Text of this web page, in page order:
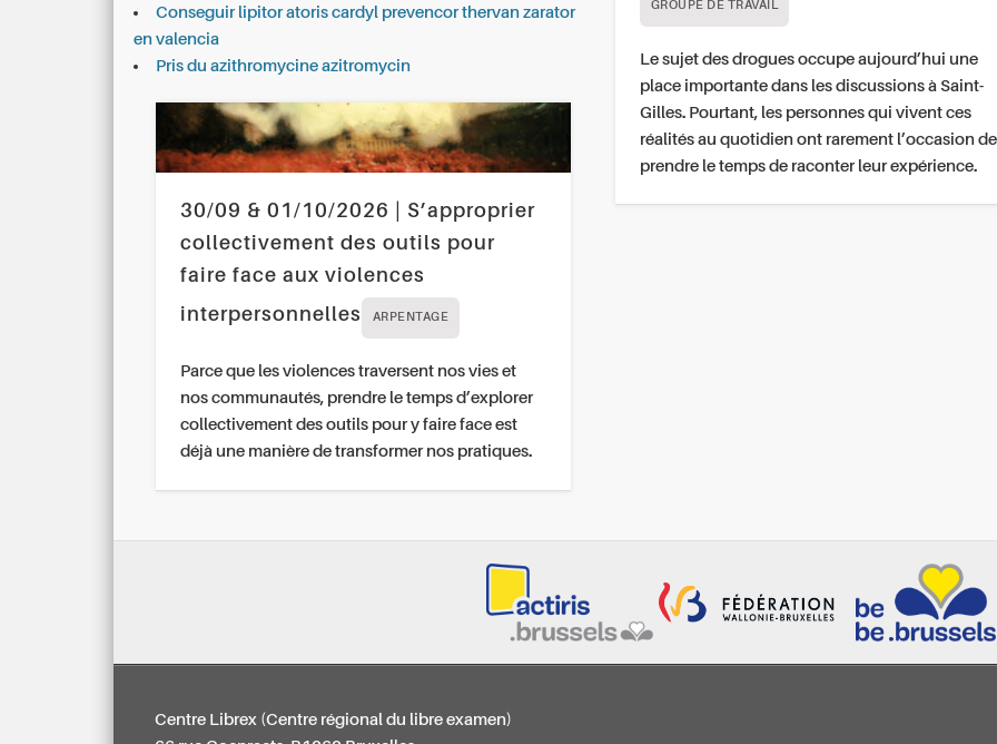
Conseguir lipitor atoris cardyl prevencor thervan zarator
en valencia
Pris du azithromycine azitromycin
30/09 & 01/10/2026 | S’approprier
collectivement des outils pour
faire face aux violences
interpersonnelles
ARPENTAGE
Parce que les violences traversent nos vies et
nos communautés, prendre le temps d’explorer
collectivement des outils pour y faire face est
déjà une manière de transformer nos pratiques.
GROUPE DE TRAVAIL
Le sujet des drogues occupe aujourd’hui une
place importante dans les discussions à Saint-
Gilles. Pourtant, les personnes qui vivent ces
réalités au quotidien ont rarement l’occasion de
prendre le temps de raconter leur expérience.
Centre Librex (Centre régional du libre examen)